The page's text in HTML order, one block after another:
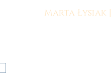
Marta Łysiak |